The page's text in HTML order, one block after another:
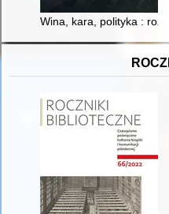
Wina, kara, polityka :